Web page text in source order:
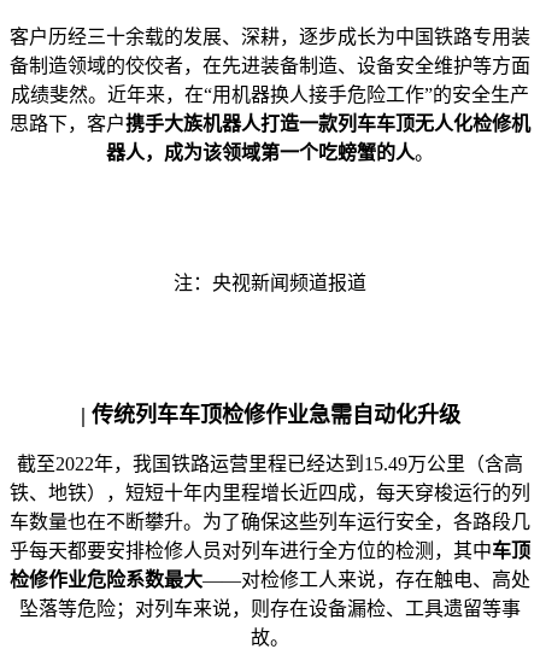
客户历经三十余载的发展、深耕，逐步成长为中国铁路专用装
备制造领域的佼佼者，在先进装备制造、设备安全维护等方面
成绩斐然。近年来，在“用机器换人接手危险工作”的安全生产
思路下，客户携手大族机器人打造一款列车车顶无人化检修机
器人，成为该领域第一个吃螃蟹的人。
注：央视新闻频道报道
| 传统列车车顶检修作业急需自动化升级
截至2022年，我国铁路运营里程已经达到15.49万公里（含高
铁、地铁），短短十年内里程增长近四成，每天穿梭运行的列
车数量也在不断攀升。为了确保这些列车运行安全，各路段几
乎每天都要安排检修人员对列车进行全方位的检测，其中车顶
检修作业危险系数最大——对检修工人来说，存在触电、高处
坠落等危险；对列车来说，则存在设备漏检、工具遗留等事
故。